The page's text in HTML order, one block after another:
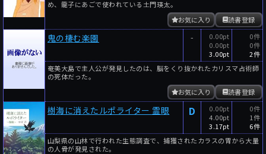
め、龍子にあごで使われている土門瑛太。
読書登録
お気に入り
鬼の棲む楽園 -
0.00pt
0.00pt
3.00pt
0件
0件
2件
奄美大島で主人公が発見したのは、脳をくり抜かれたカリスマ占術師
の死体だった。
読書登録
お気に入り
樹海に消えたルポライター 霊眼 D
0.00pt
4.00pt
3.17pt
0件
1件
6件
山梨県の山林で行われた生態調査で、捕獲されたカラスの胃から大量
の人骨が発見された。